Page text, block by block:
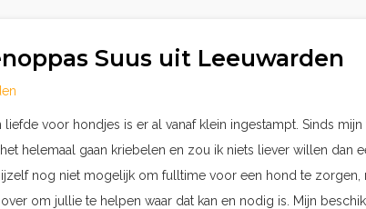
Suus uit Leeuwarden
liefde voor hondjes is er al vanaf klein ingestampt. Sinds
helemaal gaan kriebelen en zou ik niets liever willen dan
nog niet mogelijk om fulltime voor een hond te zorgen,
om jullie te helpen waar dat kan en nodig is. Mijn